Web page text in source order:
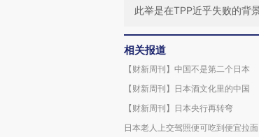
此举是在TPP近乎失败的背
相关报道
【财新周刊】中国不是第二个日本
【财新周刊】日本酒文化里的中国
【财新周刊】日本央行再转弯
日本老人上交驾照便可吃到便宜拉面